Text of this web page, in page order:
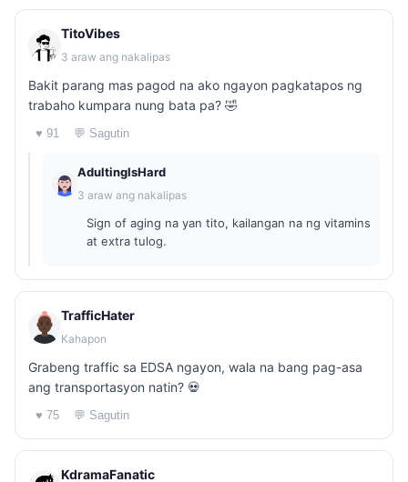
TitoVibes
3 araw ang nakalipas
Bakit parang mas pagod na ako ngayon pagkatapos ng
trabaho kumpara nung bata pa? 🤣
♥ 91 💬 Sagutin
AdultingIsHard
3 araw ang nakalipas
Sign of aging na yan tito, kailangan na ng vitamins
at extra tulog.
TrafficHater
Kahapon
Grabeng traffic sa EDSA ngayon, wala na bang pag-asa
ang transportasyon natin? 💀
♥ 75 💬 Sagutin
KdramaFanatic